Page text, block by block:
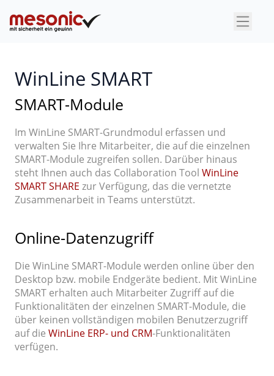
×
WinLine SMART
SMART-Module
Im WinLine SMART-Grundmodul erfassen und
verwalten Sie Ihre Mitarbeiter, die auf die einzelnen
SMART-Module zugreifen sollen. Darüber hinaus
steht Ihnen auch das Collaboration Tool WinLine
SMART SHARE zur Verfügung, das die vernetzte
Zusammenarbeit in Teams unterstützt.
Online-Datenzugriff
Die WinLine SMART-Module werden online über den
Desktop bzw. mobile Endgeräte bedient. Mit WinLine
SMART erhalten auch Mitarbeiter Zugriff auf die
Funktionalitäten der einzelnen SMART-Module, die
über keinen vollständigen mobilen Benutzerzugriff
auf die WinLine ERP- und CRM-Funktionalitäten
verfügen.